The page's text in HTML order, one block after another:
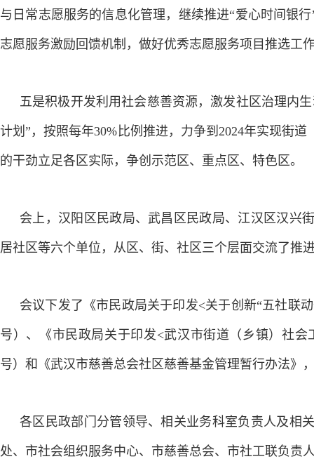
与日常志愿服务的信息化管理，继续推进“爱心时间银
志愿服务激励回馈机制，做好优秀志愿服务项目推选工
五是积极开发利用社会慈善资源，激发社区治理内
计划”，按照每年30%比例推进，力争到2024年实现街
的干劲立足各区实际，争创示范区、重点区、特色区。
会上，汉阳区民政局、武昌区民政局、江汉区汉兴
居社区等六个单位，从区、街、社区三个层面交流了推
会议下发了《市民政局关于印发<关于创新“五社联
号）、《市民政局关于印发<武汉市街道（乡镇）社
号）和《武汉市慈善总会社区慈善基金管理暂行办法》
各区民政部门分管领导、相关业务科室负责人及相
处、市社会组织服务中心、市慈善总会、市社工联负责